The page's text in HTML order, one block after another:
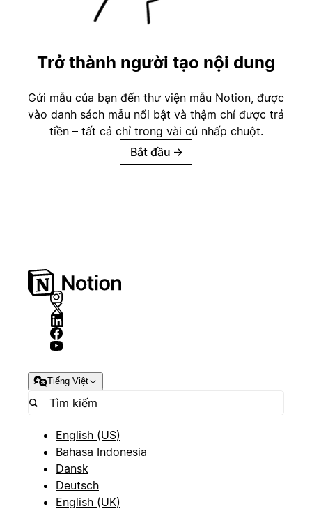
Trở thành người tạo nội dung
Gửi mẫu của bạn đến thư viện mẫu Notion, được
vào danh sách mẫu nổi bật và thậm chí được trả
tiền – tất cả chỉ trong vài cú nhấp chuột.
Bắt đầu →
Tiếng Việt
English (US)
Bahasa Indonesia
Dansk
Deutsch
English (UK)